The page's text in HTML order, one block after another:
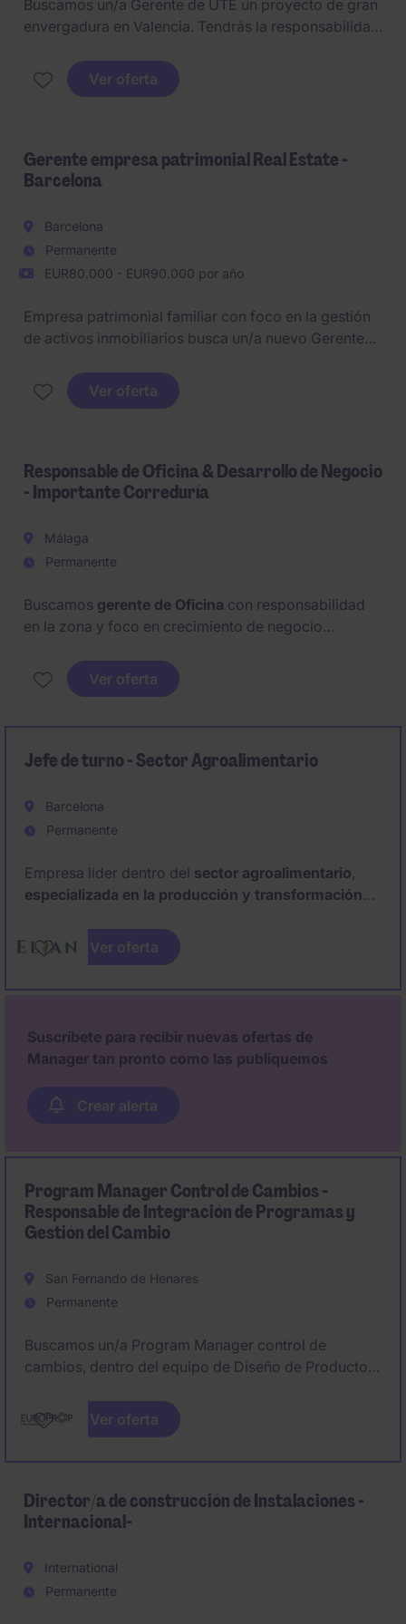
Buscamos un/a Gerente de UTE un proyecto de gran
envergadura en Valencia. Tendrás la responsabilidad
técnica y contractual para cumplir plazos, costes y
calidad.
Ver oferta
Gerente empresa patrimonial Real Estate -
Barcelona
Barcelona
Permanente
EUR80.000 - EUR90.000 por año
Empresa patrimonial familiar con foco en la gestión
de activos inmobiliarios busca un/a nuevo Gerente
compañía. Deberá aportar amplia experiencia en
gestión de portfolios inmobiliarios y análisis de
Ver oferta
Responsable de Oficina & Desarrollo de Negocio
- Importante Correduría
Málaga
Permanente
Buscamos gerente de Oficina con responsabilidad
en la zona y foco en crecimiento de negocio
asegurador
, residente en
mercado local y gestión de equipos.
Ver oferta
Jefe de turno - Sector Agroalimentario
Barcelona
Permanente
Empresa líder dentro del sector agroalimentario,
especializada en la producción y transformación
la soja , con foco en la sostenibilidad y la innovación
alimentaría, busca incorporar a un
Ver oferta
Suscríbete para recibir nuevas ofertas de
Manager tan pronto como las publiquemos
Crear alerta
Program Manager Control de Cambios -
Responsable de Integración de Programas y
Gestión del Cambio
San Fernando de Henares
Permanente
Buscamos un/a Program Manager control de
cambios, dentro del equipo de Diseño de Producto,
integración de todos los proyectos relacionados con
cambios de diseño del motor TP400. Este puesto
externos.
Ver oferta
Director/a de construcción de Instalaciones -
Internacional-
International
Permanente